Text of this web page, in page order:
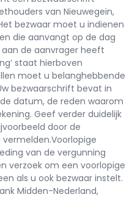
van Nieuwegein,
bezwaar moet u indienen
die aanvangt op de dag
de aanvrager heeft
staat hierboven
moet u belanghebbende
bezwaarschrift bevat in
datum, de reden waarom
Geef verder duidelijk
door de
van de vergunning
verzoek om een voorlopige
als u ook bezwaar instelt.
Midden-Nederland,